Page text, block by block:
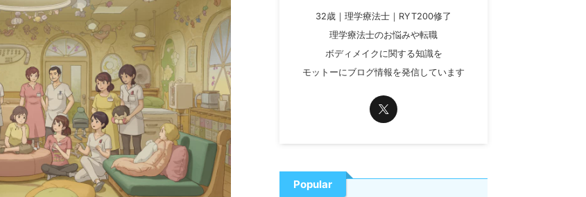
32歳｜理学療法士｜RYT200修了
理学療法士のお悩みや転職
ボディメイクに関する知識を
モットーにブログ情報を発信しています
Popular